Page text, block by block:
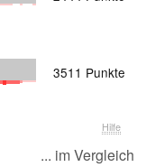
3511 Punkte
Hilfe
... im Vergleich